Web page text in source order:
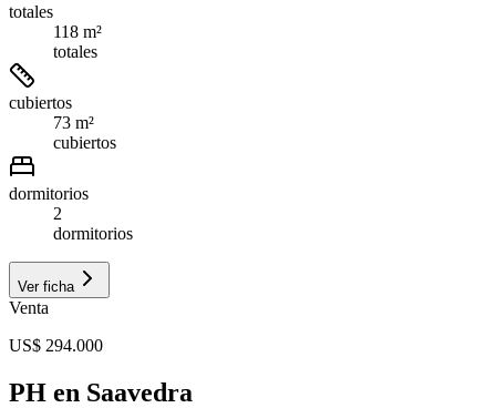
totales
118 m²
totales
cubiertos
73 m²
cubiertos
dormitorios
2
dormitorios
Ver ficha
Venta
US$ 294.000
PH en Saavedra